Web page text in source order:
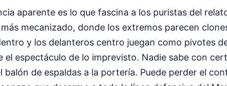
aparente es lo que fascina a los puristas del
mecanizado, donde los extremos parecen
y los delanteros centro juegan como pivotes
el espectáculo de lo imprevisto. Nadie sabe con
balón de espaldas a la portería. Puede perder el